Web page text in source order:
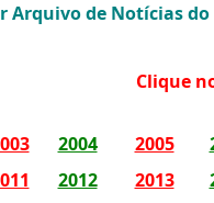
de Notícias do
Clique
2004 2005
2012 2013